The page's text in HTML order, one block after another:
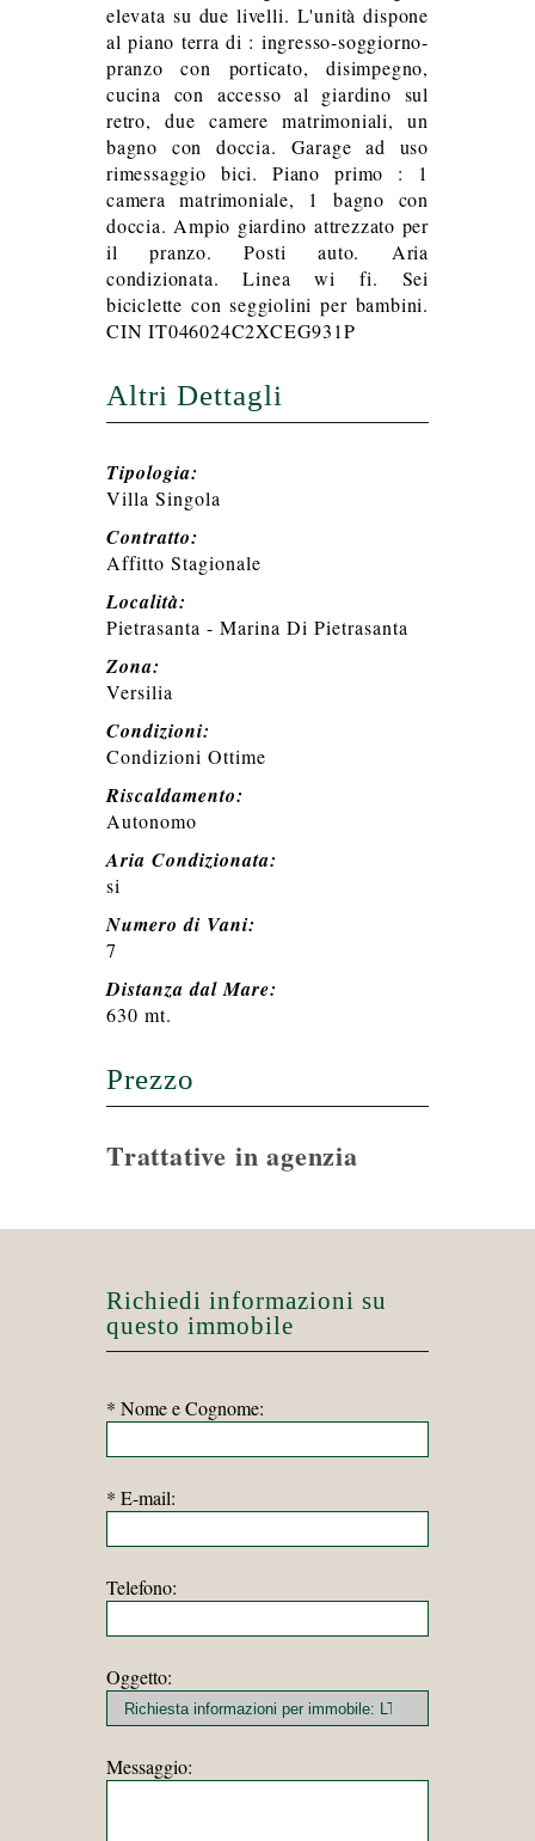
elevata su due livelli. L'unità dispone
al piano terra di : ingresso-soggiorno-
pranzo con porticato, disimpegno,
cucina con accesso al giardino sul
retro, due camere matrimoniali, un
bagno con doccia. Garage ad uso
rimessaggio bici. Piano primo : 1
camera matrimoniale, 1 bagno con
doccia. Ampio giardino attrezzato per
il pranzo. Posti auto. Aria
condizionata. Linea wi fi. Sei
biciclette con seggiolini per bambini.
CIN IT046024C2XCEG931P
Altri Dettagli
Tipologia:
Villa Singola
Contratto:
Affitto Stagionale
Località:
Pietrasanta - Marina Di Pietrasanta
Zona:
Versilia
Condizioni:
Condizioni Ottime
Riscaldamento:
Autonomo
Aria Condizionata:
si
Numero di Vani:
7
Distanza dal Mare:
630 mt.
Prezzo
Trattative in agenzia
Richiedi informazioni su
questo immobile
* Nome e Cognome:
* E-mail:
Telefono:
Oggetto:
Messaggio: